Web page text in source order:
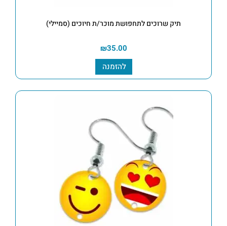
תיק שרוכים לתחפושת מוכר/ת חיוכים (סמיילי)
₪35.00
להזמנה